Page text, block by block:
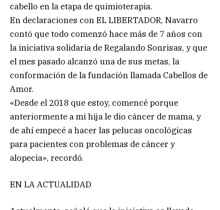
cabello en la etapa de quimioterapia.
En declaraciones con EL LIBERTADOR, Navarro
contó que todo comenzó hace más de 7 años con
la iniciativa solidaria de Regalando Sonrisas, y que
el mes pasado alcanzó una de sus metas, la
conformación de la fundación llamada Cabellos de
Amor.
«Desde el 2018 que estoy, comencé porque
anteriormente a mi hija le dio cáncer de mama, y
de ahí empecé a hacer las pelucas oncológicas
para pacientes con problemas de cáncer y
alopecia», recordó.
EN LA ACTUALIDAD